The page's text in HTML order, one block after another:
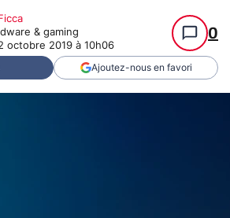
& gaming
octobre 2019 à 10h06
0
Ajoutez-nous en favori